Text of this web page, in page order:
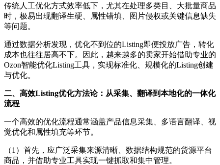
传统人工优化方式效率低下，尤其在处理多类目、大批量商品
时，极易出现翻译生硬、属性错填、图片侵权或关键信息缺失
等问题。
通过数据分析发现，优化不到位的Listing即便投放广告，转化
成本也往往居高不下。因此，越来越多的卖家开始借助专业的
Ozon智能优化Listing工具，实现标准化、规模化的Listing创建
与优化。
二、高效Listing优化方法论：从采集、翻译到本地化的一体化
流程
一个高效的优化流程通常涵盖产品信息采集、多语言翻译、视
觉优化和属性填充等环节。
（1） 首先，应广泛采集来源清晰、数据结构规范的货源平台
商品，并借助专业工具实现一键抓取和集中管理。